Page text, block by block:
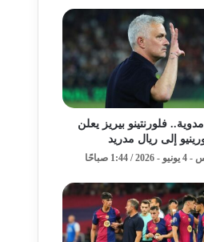
فلورنتينو بيريز يعلن
إلى ريال مدريد
/ 1:44 صباحًا